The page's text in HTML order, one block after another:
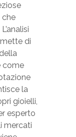
che
di
come
la
gioielli,
esperto
mercati